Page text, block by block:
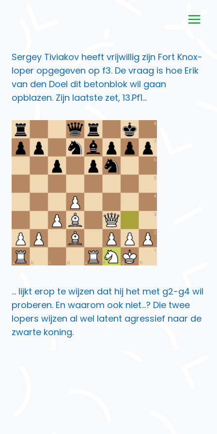
Sergey Tiviakov heeft vrijwillig zijn Fort Knox-
loper opgegeven op f3. De vraag is hoe Erik
van den Doel dit betonblok wil gaan
opblazen. Zijn laatste zet, 13.Pf1…
… lijkt erop te wijzen dat hij het met g2-g4 wil
proberen. En waarom ook niet…? Die twee
lopers wijzen al wel latent agressief naar de
zwarte koning.